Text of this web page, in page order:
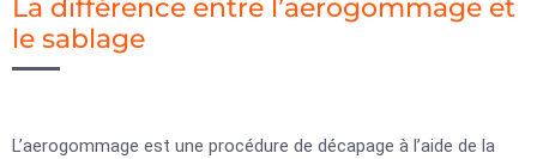
La différence entre l’aerogommage et
le sablage
L’aerogommage est une procédure de décapage à l’aide de la